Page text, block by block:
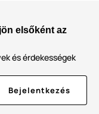
elsőként az
és érdekességek
Bejelentkezés